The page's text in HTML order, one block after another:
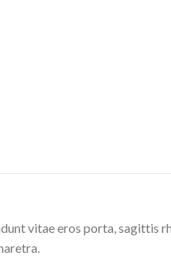
vitae eros porta, sagittis